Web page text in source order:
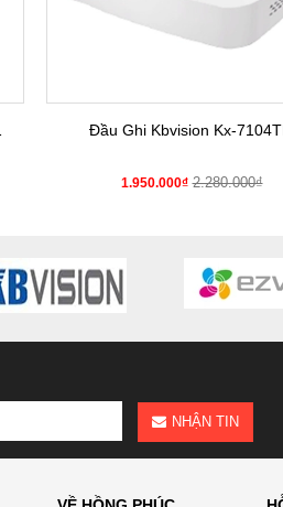
Đầu Ghi Kbvision Kx-
1.950.000₫ 2.280.000₫
NHẬN TIN